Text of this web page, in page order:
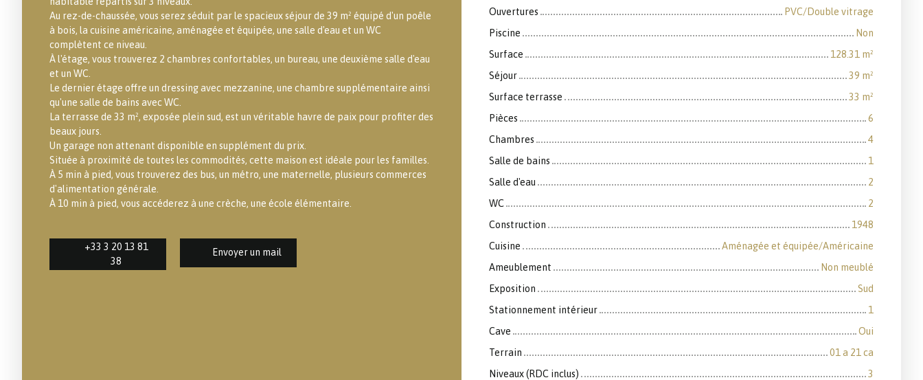
Au rez-de-chaussée, vous serez séduit par le spacieux séjour de 39 m² équipé d'un poêle
à bois, la cuisine américaine, aménagée et équipée, une salle d'eau et un WC
complètent ce niveau.
À l'étage, vous trouverez 2 chambres confortables, un bureau, une deuxième salle d'eau
et un WC.
Le dernier étage offre un dressing avec mezzanine, une chambre supplémentaire ainsi
qu'une salle de bains avec WC.
La terrasse de 33 m², exposée plein sud, est un véritable havre de paix pour profiter des
beaux jours.
Un garage non attenant disponible en supplément du prix.
Située à proximité de toutes les commodités, cette maison est idéale pour les familles.
À 5 min à pied, vous trouverez des bus, un métro, une maternelle, plusieurs commerces
d'alimentation générale.
À 10 min à pied, vous accéderez à une crèche, une école élémentaire.
+33 3 20 13 81
38
Envoyer un mail
Ouvertures
PVC/Double vitrage
Piscine
Non
Surface
128.31 m²
Séjour
39 m²
Surface terrasse
33 m²
Pièces
6
Chambres
4
Salle de bains
1
Salle d'eau
2
WC
2
Construction
1948
Cuisine
Aménagée et équipée/Américaine
Ameublement
Non meublé
Exposition
Sud
Stationnement intérieur
1
Cave
Oui
Terrain
01 a 21 ca
Niveaux (RDC inclus)
3